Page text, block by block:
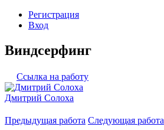
Регистрация
Вход
Виндсерфинг
Ссылка на работу
Дмитрий Солоха
Предыдущая работа Следующая работа